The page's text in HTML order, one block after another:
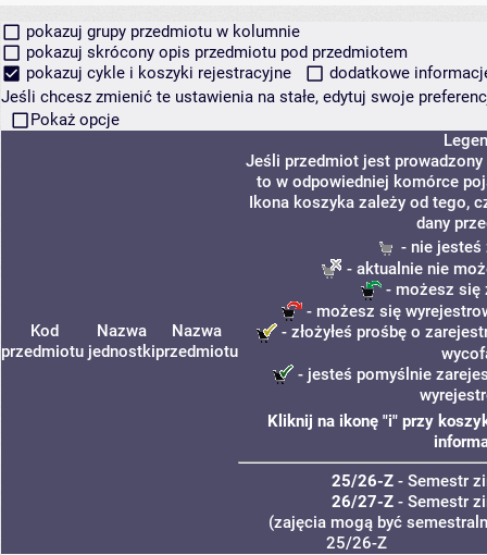
pokazuj grupy przedmiotu w kolumnie
pokazuj skrócony opis przedmiotu pod przedmiotem
pokazuj cykle i koszyki rejestracyjne
dodatkowe
Jeśli chcesz zmienić te ustawienia na stałe, edytuj swoje
Pokaż opcje
Kod
przedmiotu
Nazwa
jednostki
Nazwa
przedmiotu
Jeśli przedmiot jest prowadzony
to w odpowiedniej komórce
Ikona koszyka zależy od tego,
dany
- nie jesteś
- aktualnie nie
- możesz się
- możesz się
- złożyłeś prośbę o
- jesteś pomyślnie
Kliknij na ikonę "i" przy
25/26-Z- Semestr
26/27-Z- Semestr
(zajęcia mogą być
25/26-Z